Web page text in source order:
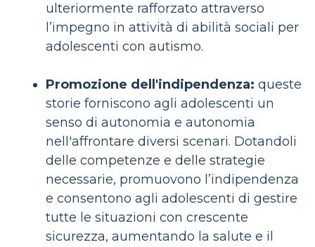
ulteriormente rafforzato attraverso
l’impegno in attività di abilità sociali per
adolescenti con autismo.
Promozione dell'indipendenza: queste
storie forniscono agli adolescenti un
senso di autonomia e autonomia
nell'affrontare diversi scenari. Dotandoli
delle competenze e delle strategie
necessarie, promuovono l’indipendenza
e consentono agli adolescenti di gestire
tutte le situazioni con crescente
sicurezza, aumentando la salute e il